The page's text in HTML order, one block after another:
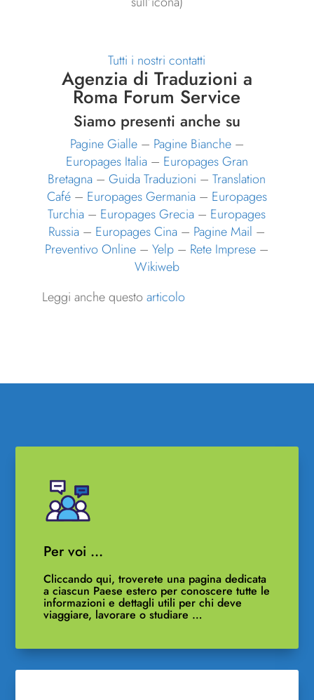
Tutti i nostri contatti
Agenzia di Traduzioni a
Roma Forum Service
Siamo presenti anche su
Pagine Gialle– Pagine Bianche–
Europages Italia– Europages Gran
Bretagna –Guida Traduzioni –Translation
Café– Europages Germania– Europages
Turchia – Europages Grecia – Europages
Russia – Europages Cina – Pagine Mail –
Preventivo Online –Yelp – Rete Imprese –
Wikiweb
Leggi anche questoarticolo
Per voi …
Cliccando qui, troverete una pagina dedicata
a ciascun Paese estero per conoscere tutte le
informazioni e dettagli utili per chi deve
viaggiare, lavorare o studiare …